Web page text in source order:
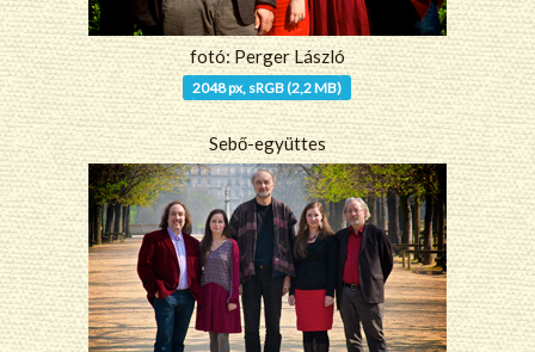
fotó: Perger László
2048 px, sRGB (2,2 MB)
Sebő-együttes